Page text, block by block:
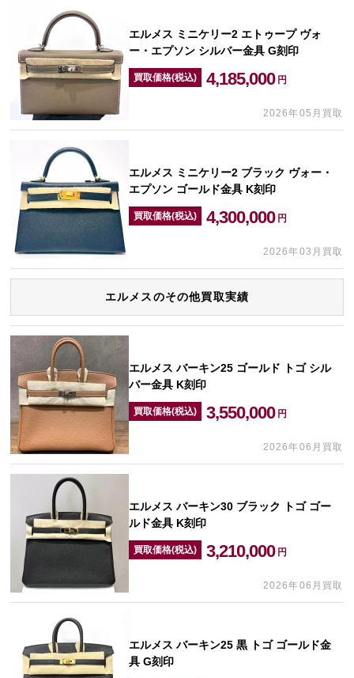
エルメス ミニケリー2 エトゥープ ヴォ
ー・エプソン シルバー金具 G刻印
買取価格(税込) 4,185,000 円
2026年05月買取
エルメス ミニケリー2 ブラック ヴォー・
エプソン ゴールド金具 K刻印
買取価格(税込) 4,300,000 円
2026年03月買取
エルメスのその他買取実績
エルメス バーキン25 ゴールド トゴ シル
バー金具 K刻印
買取価格(税込) 3,550,000 円
2026年06月買取
エルメス バーキン30 ブラック トゴ ゴー
ルド金具 K刻印
買取価格(税込) 3,210,000 円
2026年06月買取
エルメス バーキン25 黒 トゴ ゴールド金
具 G刻印